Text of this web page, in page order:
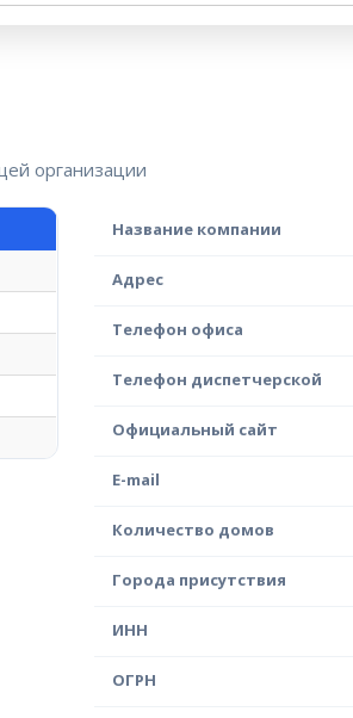
организации
Название компании
Адрес
Телефон офиса
Телефон диспетчерской
Официальный сайт
E-mail
Количество домов
Города присутствия
ИНН
ОГРН